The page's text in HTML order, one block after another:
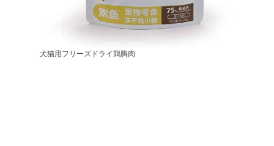
犬猫用フリーズドライ鶏胸肉